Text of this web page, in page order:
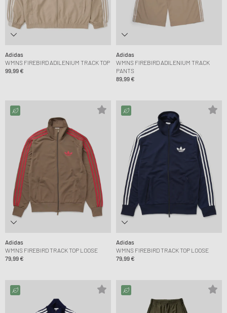
Adidas
WMNS FIREBIRD ADILENIUM TRACK TOP
99,99 €
Adidas
WMNS FIREBIRD ADILENIUM TRACK
PANTS
89,99 €
Adidas
WMNS FIREBIRD TRACK TOP LOOSE
79,99 €
Adidas
WMNS FIREBIRD TRACK TOP LOOSE
79,99 €